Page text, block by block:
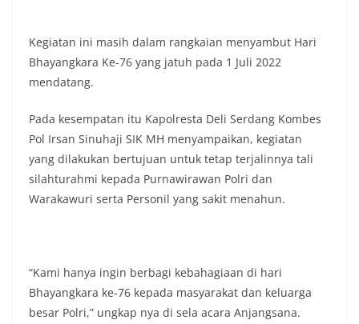
Kegiatan ini masih dalam rangkaian menyambut Hari
Bhayangkara Ke-76 yang jatuh pada 1 Juli 2022
mendatang.
Pada kesempatan itu Kapolresta Deli Serdang Kombes
Pol Irsan Sinuhaji SIK MH menyampaikan, kegiatan
yang dilakukan bertujuan untuk tetap terjalinnya tali
silahturahmi kepada Purnawirawan Polri dan
Warakawuri serta Personil yang sakit menahun.
“Kami hanya ingin berbagi kebahagiaan di hari
Bhayangkara ke-76 kepada masyarakat dan keluarga
besar Polri,” ungkap nya di sela acara Anjangsana.